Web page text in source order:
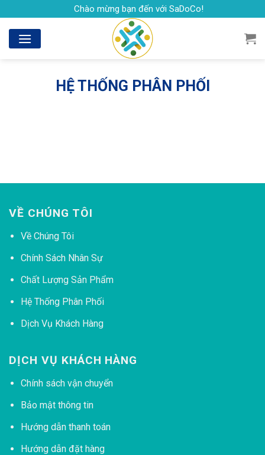
to
content
Chào mừng bạn đến với SaDoCo!
HỆ THỐNG PHÂN PHỐI
VỀ CHÚNG TÔI
Về Chúng Tôi
Chính Sách Nhân Sự
Chất Lượng Sản Phẩm
Hệ Thống Phân Phối
Dịch Vụ Khách Hàng
DỊCH VỤ KHÁCH HÀNG
Chính sách vận chuyển
Bảo mật thông tin
Hướng dẫn thanh toán
Hướng dẫn đặt hàng